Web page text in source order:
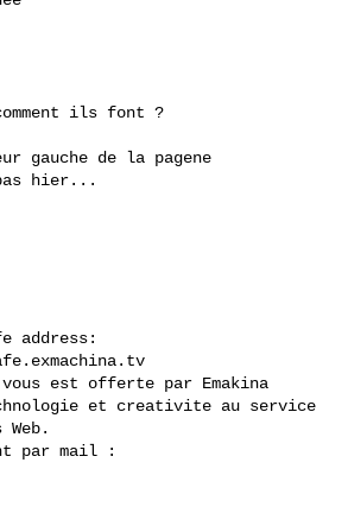
ils font ?
gauche de la pagene
hier...
address:
est offerte par Emakina
et creativite au service
par mail :